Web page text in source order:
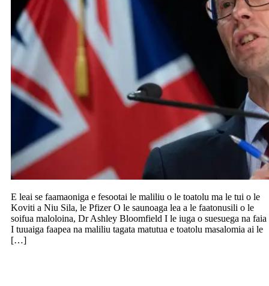
E leai se faamaoniga e fesootai le maliliu o le toatolu ma le tui o le
Koviti a Niu Sila, le Pfizer O le saunoaga lea a le faatonusili o le
soifua maloloina, Dr Ashley Bloomfield I le iuga o suesuega na faia
I tuuaiga faapea na maliliu tagata matutua e toatolu masalomia ai le
[…]